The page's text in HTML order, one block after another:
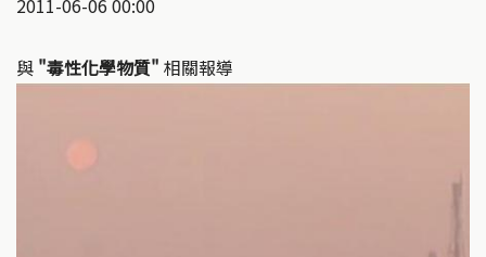
2011-06-06 00:00
與 "毒性化學物質" 相關報導